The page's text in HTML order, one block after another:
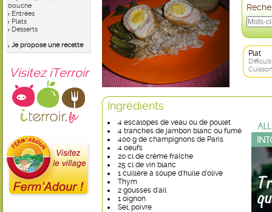
bouche
Entrées
Plats
Desserts
Je propose une recette
Visitez iTerroir
Plat
Ingrédients
4 escalopes de veau ou de poulet
4 tranches de jambon blanc ou fumé
400 g de champignons de Paris
4 oeufs
20 cl de crème fraîche
25 cl de vin blanc
1 cuillère à soupe d'huile d'olive
Thym
2 gousses d'ail
1 oignon
Sel, poivre